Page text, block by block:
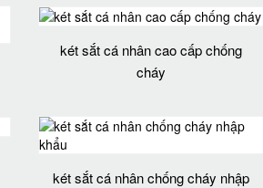
két sắt cá nhân cao cấp chống
cháy
két sắt cá nhân chống cháy nhập